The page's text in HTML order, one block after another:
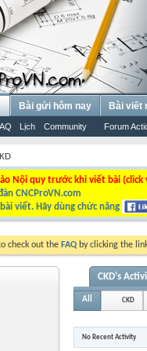
Lịch Community Forum
Bài gửi hôm nay Bài viết
Nội quy trước khi viết bài
CNCProVN.com
viết. Hãy dùng chức năng
check out the FAQ by clicking the
CKD's
All CKD
No Recent Activity